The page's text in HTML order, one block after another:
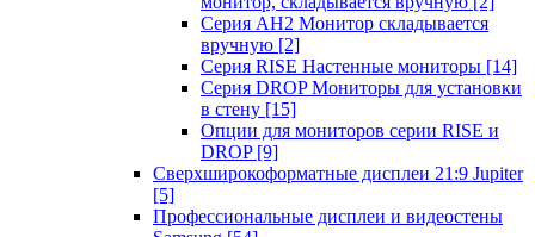
Серия AH2 Монитор складывается
вручную [2]
Серия RISE Настенные мониторы [14]
Серия DROP Мониторы для установки
в стену [15]
Опции для мониторов серии RISE и
DROP [9]
Сверхширокоформатные дисплеи 21:9 Jupiter
[5]
Профессиональные дисплеи и видеостены